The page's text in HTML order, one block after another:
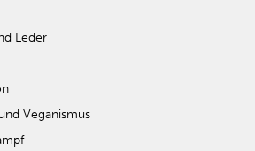
Leder
Veganismus